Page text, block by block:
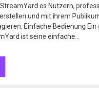
es Nutzern,
und mit ihrem
Einfache Bedienung Ein
ist seine einfache…